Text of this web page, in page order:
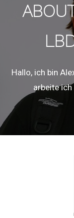
Hallo, ich bin
arbeite